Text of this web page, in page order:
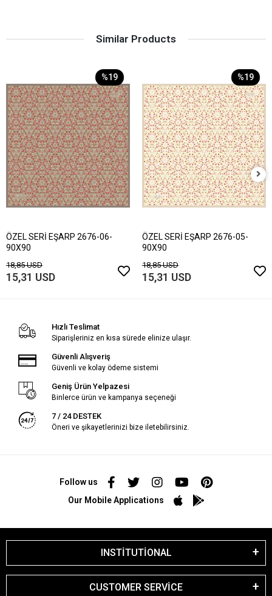
Similar Products
%19
ÖZEL SERİ EŞARP 2676-06-
90X90
18,85 USD
15,31 USD
%19
ÖZEL SERİ EŞARP 2676-05-
90X90
18,85 USD
15,31 USD
Hızlı Teslimat
Siparişleriniz en kısa sürede elinize ulaşır.
Güvenli Alışveriş
Güvenli ve kolay ödeme sistemi
Geniş Ürün Yelpazesi
Binlerce ürün ve kampanya seçeneği
7 / 24 DESTEK
Öneri ve şikayetlerinizi bize iletebilirsiniz.
Follow us
Our Mobile Applications
INSTİTUTİONAL
CUSTOMER SERVİCE